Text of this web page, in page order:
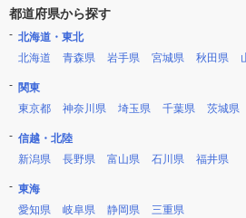
都道府県から探す
北海道・東北
北海道
青森県 岩手県 宮城県 秋田県
関東
東京都
神奈川県 埼玉県 千葉県 茨城県
信越・北陸
新潟県
長野県 富山県 石川県 福井県
東海
愛知県
岐阜県 静岡県 三重県